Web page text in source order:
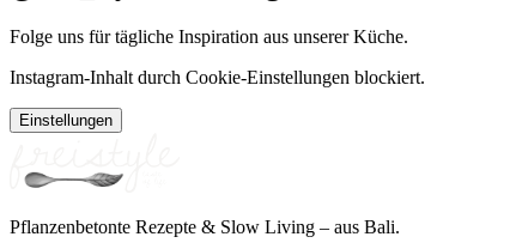
Folge uns für tägliche Inspiration aus unserer Küche.
Instagram-Inhalt durch Cookie-Einstellungen blockiert.
Einstellungen
Pflanzenbetonte Rezepte & Slow Living – aus Bali.